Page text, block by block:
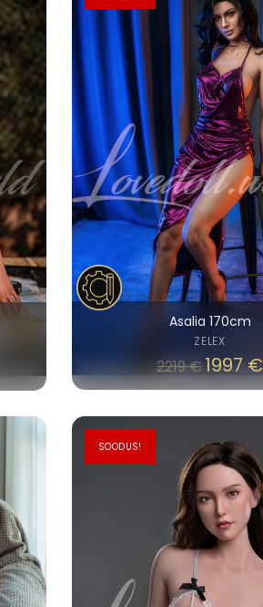
Asalia 170cm
ZELEX
2219€1997€
SOODUS!